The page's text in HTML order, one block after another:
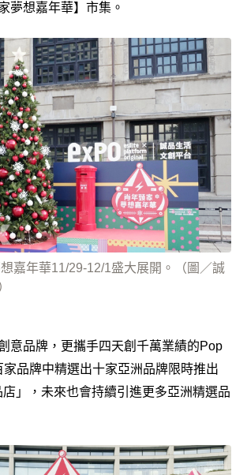
夢想嘉年華】市集。
嘉年華11/29-12/1盛大展開。（圖／誠
意品牌，更攜手四天創千萬業績的Pop
家品牌中精選出十家亞洲品牌限時推出
店」，未來也會持續引進更多亞洲精選品